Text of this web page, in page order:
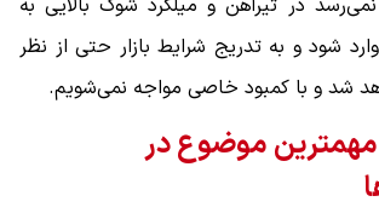
در تیرآهن و میلگرد شوک بالایی به
شود و به تدریج شرایط بازار حتی از نظر
شد و با کمبود خاصی مواجه نمی‌شویم.
مهمترین موضوع در